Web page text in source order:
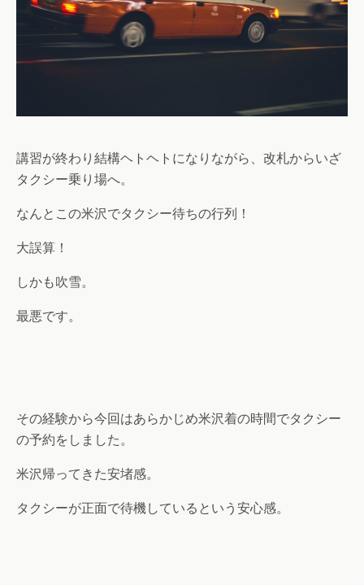
講習が終わり結構ヘトヘトになりながら、改札からいざ
タクシー乗り場へ。
なんとこの米沢でタクシー待ちの行列！
大誤算！
しかも吹雪。
最悪です。
その経験から今回はあらかじめ米沢着の時間でタクシー
の予約をしました。
米沢帰ってきた安堵感。
タクシーが正面で待機しているという安心感。